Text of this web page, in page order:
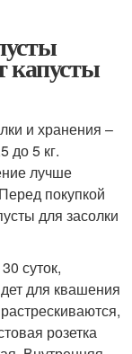
капусты
и хранения –
до 5 кг.
лучше
покупкой
для засолки
суток,
для квашения
розетка